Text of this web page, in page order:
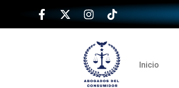
Inicio